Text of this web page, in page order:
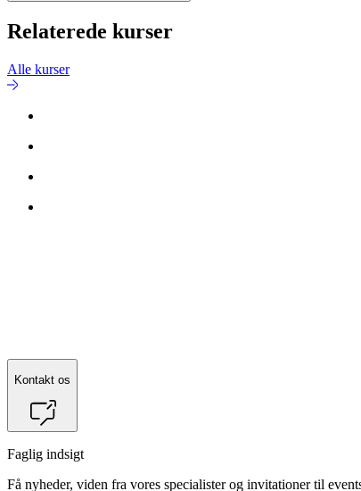
Relaterede kurser
Alle kurser
Kontakt os
Faglig indsigt
Få nyheder, viden fra vores specialister og invitationer til